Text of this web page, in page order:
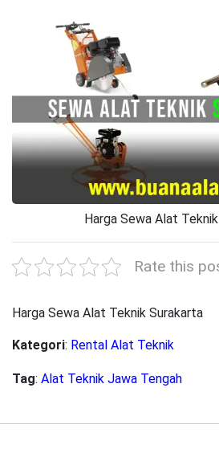
Harga Sewa Alat
Rate this
Harga Sewa Alat Teknik Surakarta
Kategori: Rental Alat Teknik
Tag: Alat Teknik Jawa Tengah